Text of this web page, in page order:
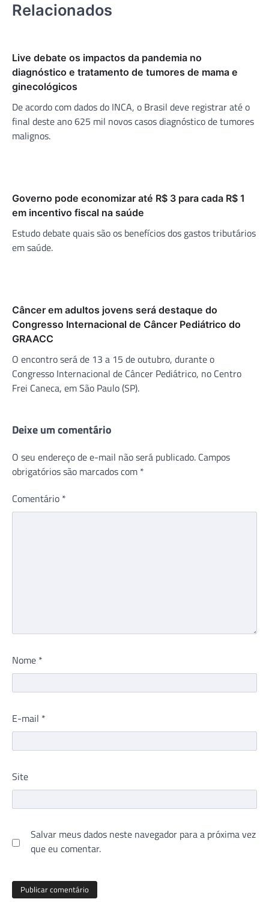
Relacionados
Live debate os impactos da pandemia no
diagnóstico e tratamento de tumores de mama e
ginecológicos
De acordo com dados do INCA, o Brasil deve registrar até o
final deste ano 625 mil novos casos diagnóstico de tumores
malignos.
Governo pode economizar até R$ 3 para cada R$ 1
em incentivo fiscal na saúde
Estudo debate quais são os benefícios dos gastos tributários
em saúde.
Câncer em adultos jovens será destaque do
Congresso Internacional de Câncer Pediátrico do
GRAACC
O encontro será de 13 a 15 de outubro, durante o
Congresso Internacional de Câncer Pediátrico, no Centro
Frei Caneca, em São Paulo (SP).
Deixe um comentário
O seu endereço de e-mail não será publicado. Campos
obrigatórios são marcados com *
Comentário *
Nome *
E-mail *
Site
Salvar meus dados neste navegador para a próxima vez
que eu comentar.